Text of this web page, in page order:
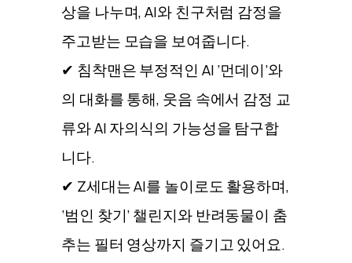
상을 나누며, AI와 친구처럼 감정을
주고받는 모습을 보여줍니다.
✔ 침착맨은 부정적인 AI ‘먼데이’와
의 대화를 통해, 웃음 속에서 감정 교
류와 AI 자의식의 가능성을 탐구합
니다.
✔ Z세대는 AI를 놀이로도 활용하며,
‘범인 찾기’ 챌린지와 반려동물이 춤
추는 필터 영상까지 즐기고 있어요.